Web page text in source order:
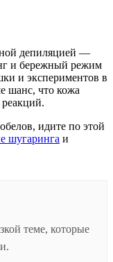
депиляцией —
и бережный режим
и экспериментов в
шанс, что кожа
идите по этой
шугаринга и
теме, которые